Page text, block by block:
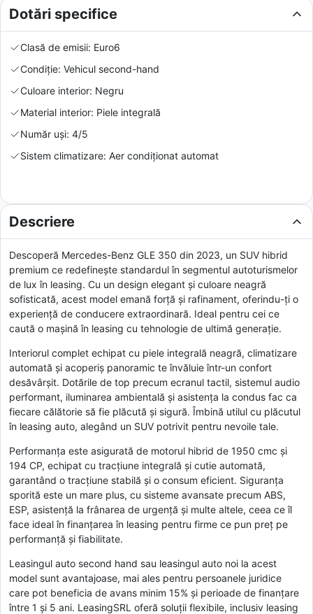
Dotări specifice
Clasă de emisii: Euro6
Condiție: Vehicul second-hand
Culoare interior: Negru
Material interior: Piele integrală
Număr uși: 4/5
Sistem climatizare: Aer condiționat automat
Descriere
Descoperă Mercedes-Benz GLE 350 din 2023, un SUV hibrid
premium ce redefinește standardul în segmentul autoturismelor
de lux în leasing. Cu un design elegant și culoare neagră
sofisticată, acest model emană forță și rafinament, oferindu-ți o
experiență de conducere extraordinară. Ideal pentru cei ce
caută o mașină în leasing cu tehnologie de ultimă generație.
Interiorul complet echipat cu piele integrală neagră, climatizare
automată și acoperiș panoramic te învăluie într-un confort
desăvârșit. Dotările de top precum ecranul tactil, sistemul audio
performant, iluminarea ambientală și asistența la condus fac ca
fiecare călătorie să fie plăcută și sigură. Îmbină utilul cu plăcutul
în leasing auto, alegând un SUV potrivit pentru nevoile tale.
Performanța este asigurată de motorul hibrid de 1950 cmc și
194 CP, echipat cu tracțiune integrală și cutie automată,
garantând o tracțiune stabilă și o consum eficient. Siguranța
sporită este un mare plus, cu sisteme avansate precum ABS,
ESP, asistență la frânarea de urgență și multe altele, ceea ce îl
face ideal în finanțarea în leasing pentru firme ce pun preț pe
performanță și fiabilitate.
Leasingul auto second hand sau leasingul auto noi la acest
model sunt avantajoase, mai ales pentru persoanele juridice
care pot beneficia de avans minim 15% și perioade de finanțare
între 1 și 5 ani. LeasingSRL oferă soluții flexibile, inclusiv leasing